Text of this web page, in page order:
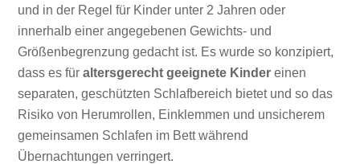
und in der Regel für Kinder unter 2 Jahren oder
innerhalb einer angegebenen Gewichts- und
Größenbegrenzung gedacht ist. Es wurde so konzipiert,
dass es füraltersgerecht geeignete Kinder einen
separaten, geschützten Schlafbereich bietet und so das
Risiko von Herumrollen, Einklemmen und unsicherem
gemeinsamen Schlafen im Bett während
Übernachtungen verringert.